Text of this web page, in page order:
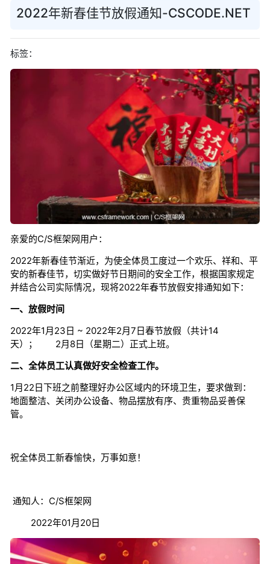
2022年新春佳节放假通知-CSCODE.NET
标签：
亲爱的C/S框架网用户：
2022年新春佳节渐近，为使全体员工度过一个欢乐、祥和、平
安的新春佳节，切实做好节日期间的安全工作，根据国家规定
并结合公司实际情况，现将2022年春节放假安排通知如下：
一、放假时间
2022年1月23日 ~ 2022年2月7日春节放假（共计14
天）； 2月8日（星期二）正式上班。
二、全体员工认真做好安全检查工作。
1月22日下班之前整理好办公区域内的环境卫生，要求做到：
地面整洁、关闭办公设备、物品摆放有序、贵重物品妥善保
管。
祝全体员工新春愉快，万事如意！
通知人：C/S框架网
2022年01月20日